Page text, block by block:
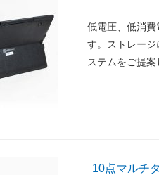
低電圧、低消
す。ストレー
ステムをご提案
10点マルチ